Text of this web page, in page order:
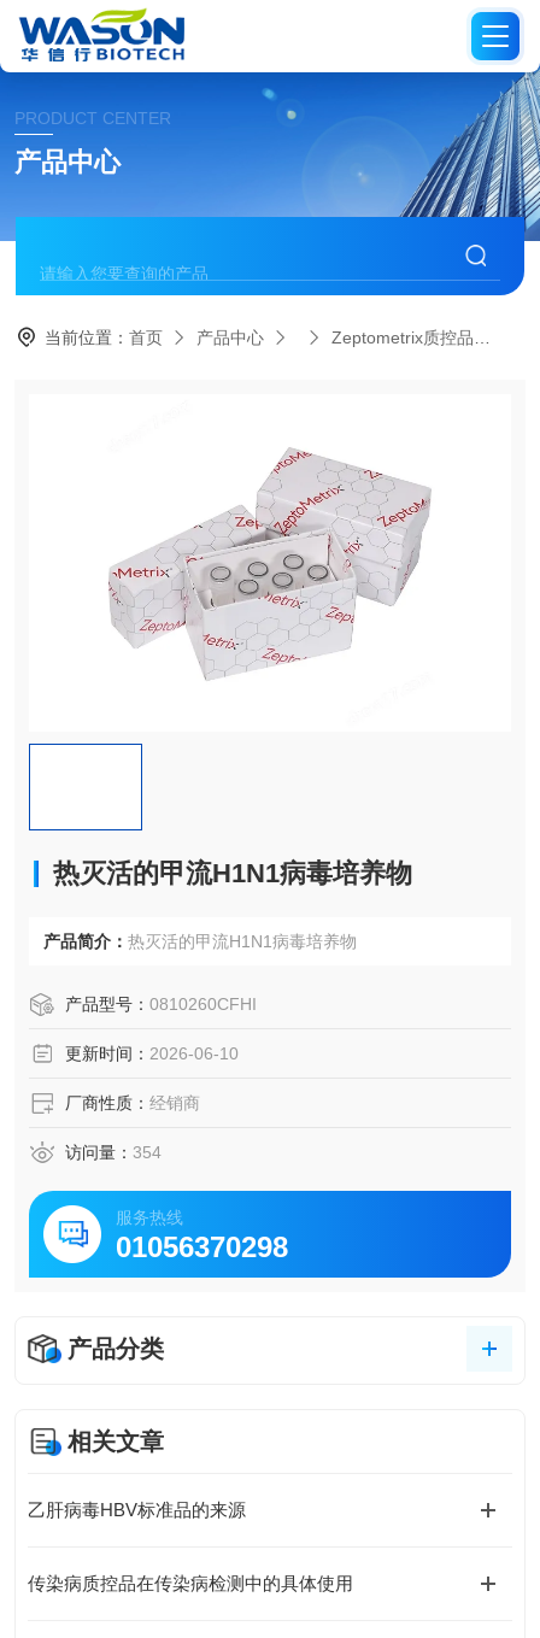
PRODUCT CENTER
产品中心
当前位置：首页 产品中心 Zeptometrix质控品
热灭活的甲流H1N1病毒培养物
产品简介： 热灭活的甲流H1N1病毒培养物
产品型号： 0810260CFHI
更新时间： 2026-06-10
厂商性质： 经销商
访问量： 354
服务热线
01056370298
产品分类
相关文章
乙肝病毒HBV标准品的来源
传染病质控品在传染病检测中的具体使用